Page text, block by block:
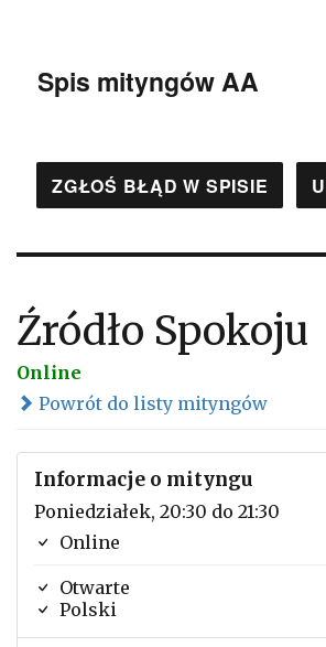
Spis mityngów AA
ZGŁOŚ BŁĄD W SPISIE
Źródło Spokoju
Online
Powrót do listy mityngów
Informacje o mityngu
Poniedziałek, 20:30 do 21:30
Online
Otwarte
Polski